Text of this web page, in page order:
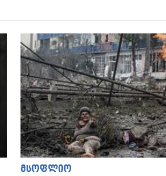
გადახედვა
მსოფლიო